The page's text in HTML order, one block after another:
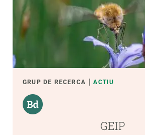
GRUP DE RECERCA ACTIU
GEIP